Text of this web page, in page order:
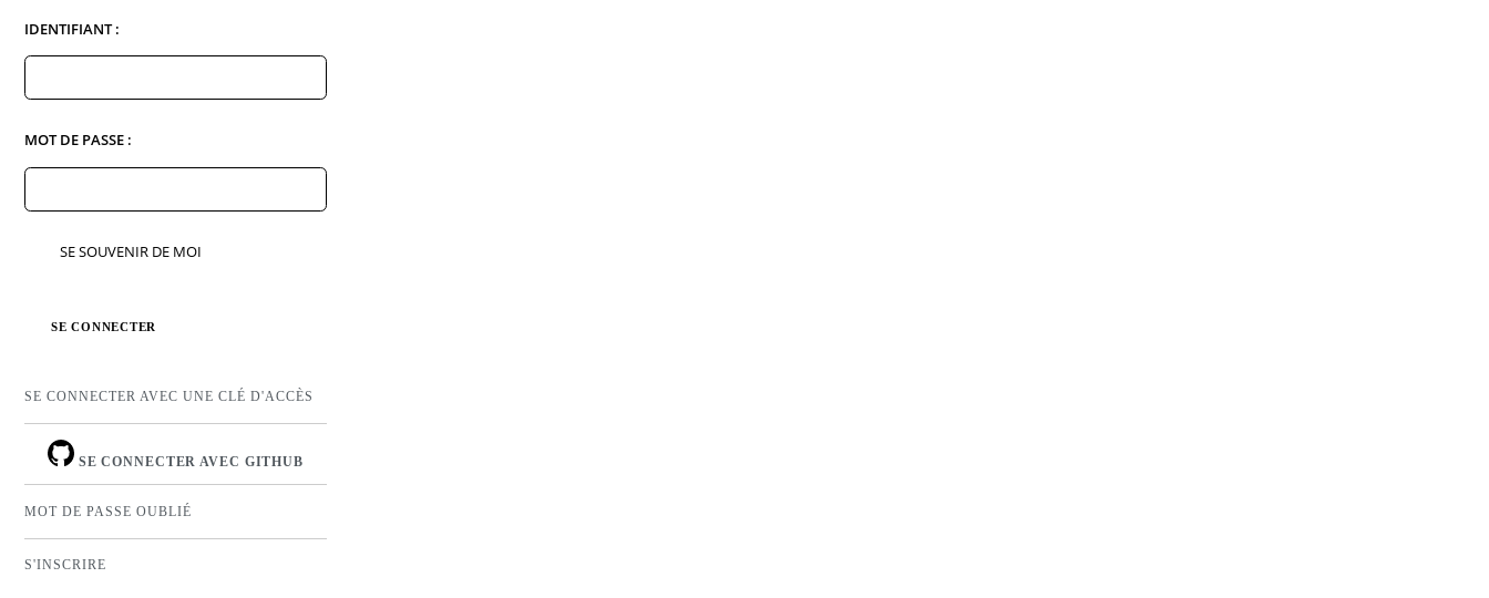
IDENTIFIANT :
MOT DE PASSE :
SE SOUVENIR DE MOI
SE CONNECTER AVEC UNE CLÉ D'ACCÈS
SE CONNECTER AVEC GITHUB
MOT DE PASSE OUBLIÉ
S'INSCRIRE